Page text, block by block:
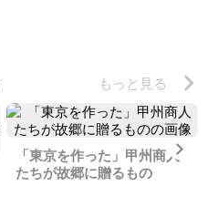
もっと見る
「東京を作った」甲州商人
たちが故郷に贈るもの